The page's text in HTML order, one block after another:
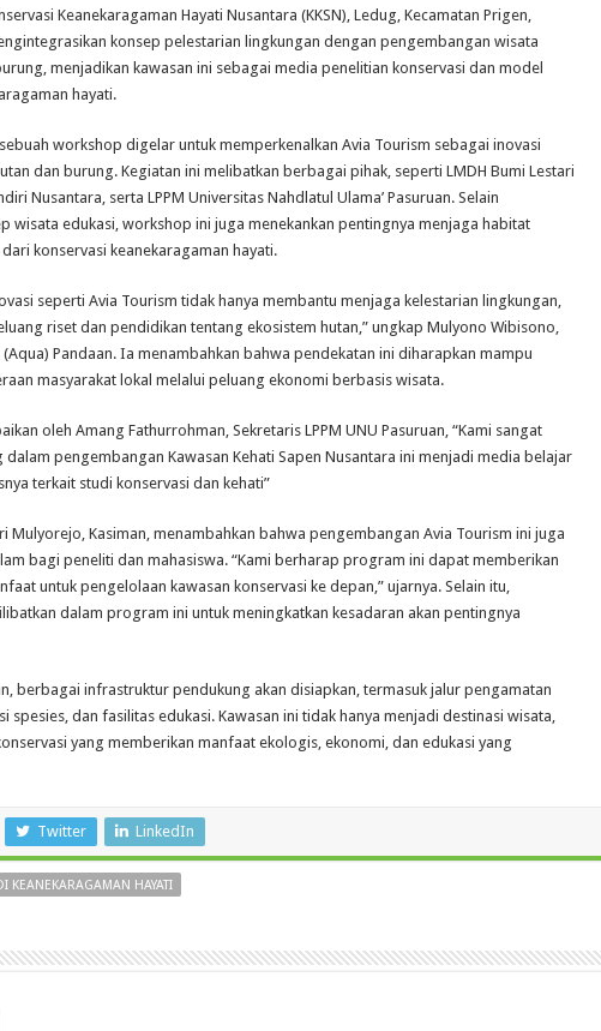
Keanekaragaman Hayati Nusantara (KKSN), Ledug, Kecamatan Prigen,
konsep pelestarian lingkungan dengan pengembangan wisata
menjadikan kawasan ini sebagai media penelitian konservasi dan model
hayati.
workshop digelar untuk memperkenalkan Avia Tourism sebagai inovasi
dan burung. Kegiatan ini melibatkan berbagai pihak, seperti LMDH Bumi Lestari
Nusantara, serta LPPM Universitas Nahdlatul Ulama’ Pasuruan. Selain
wisata edukasi, workshop ini juga menekankan pentingnya menjaga habitat
konservasi keanekaragaman hayati.
seperti Avia Tourism tidak hanya membantu menjaga kelestarian lingkungan,
riset dan pendidikan tentang ekosistem hutan,” ungkap Mulyono Wibisono,
(Aqua) Pandaan. Ia menambahkan bahwa pendekatan ini diharapkan mampu
masyarakat lokal melalui peluang ekonomi berbasis wisata.
oleh Amang Fathurrohman, Sekretaris LPPM UNU Pasuruan, “Kami sangat
dalam pengembangan Kawasan Kehati Sapen Nusantara ini menjadi media belajar
terkait studi konservasi dan kehati”
Mulyorejo, Kasiman, menambahkan bahwa pengembangan Avia Tourism ini juga
bagi peneliti dan mahasiswa. “Kami berharap program ini dapat memberikan
untuk pengelolaan kawasan konservasi ke depan,” ujarnya. Selain itu,
dalam program ini untuk meningkatkan kesadaran akan pentingnya
berbagai infrastruktur pendukung akan disiapkan, termasuk jalur pengamatan
spesies, dan fasilitas edukasi. Kawasan ini tidak hanya menjadi destinasi wisata,
yang memberikan manfaat ekologis, ekonomi, dan edukasi yang
Twitter LinkedIn
KEANEKARAGAMAN HAYATI